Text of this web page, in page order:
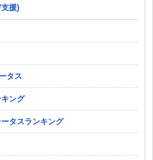
援)
タス
ング
タスランキング